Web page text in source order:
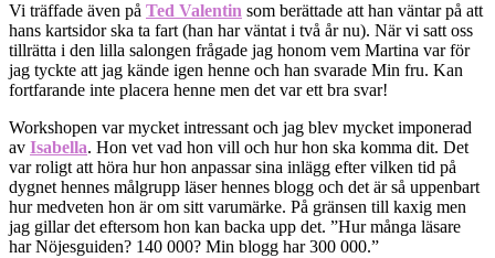
Vi träffade även på Ted Valentin som berättade att han väntar på att
hans kartsidor ska ta fart (han har väntat i två år nu). När vi satt oss
tillrätta i den lilla salongen frågade jag honom vem Martina var för
jag tyckte att jag kände igen henne och han svarade Min fru. Kan
fortfarande inte placera henne men det var ett bra svar!
Workshopen var mycket intressant och jag blev mycket imponerad
av Isabella. Hon vet vad hon vill och hur hon ska komma dit. Det
var roligt att höra hur hon anpassar sina inlägg efter vilken tid på
dygnet hennes målgrupp läser hennes blogg och det är så uppenbart
hur medveten hon är om sitt varumärke. På gränsen till kaxig men
jag gillar det eftersom hon kan backa upp det. ”Hur många läsare
har Nöjesguiden? 140 000? Min blogg har 300 000.”